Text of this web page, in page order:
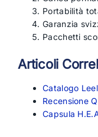
Portabilità
Garanzia
Pacchetti
Articoli
Catalogo
Recensione
Capsula